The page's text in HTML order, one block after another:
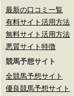
最新の口コミ一覧
有料サイト活用方法
無料サイト活用方法
悪質サイト特徴
競馬予想サイト
全競馬予想サイト
優良競馬予想サイト